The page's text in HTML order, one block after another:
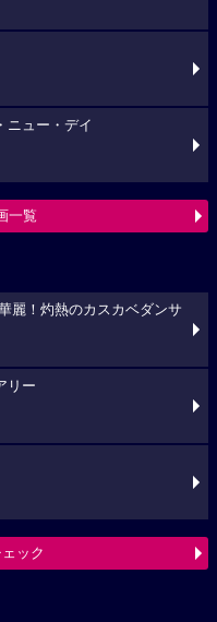
ニュー・デイ
一覧
麗！灼熱のカスカベダンサ
リー
ック